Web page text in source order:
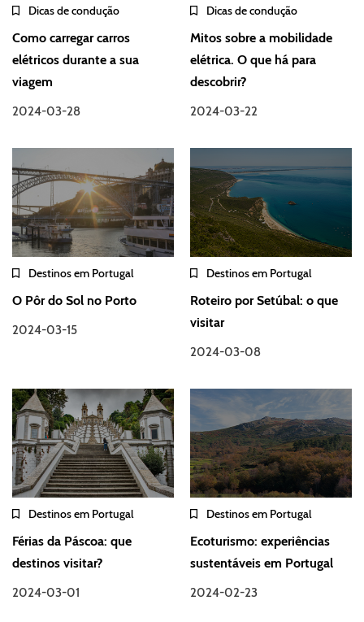
Dicas de condução
Como carregar carros
elétricos durante a sua
viagem
2024-03-28
Dicas de condução
Mitos sobre a mobilidade
elétrica. O que há para
descobrir?
2024-03-22
Destinos em Portugal
O Pôr do Sol no Porto
2024-03-15
Destinos em Portugal
Roteiro por Setúbal: o que
visitar
2024-03-08
Destinos em Portugal
Férias da Páscoa: que
destinos visitar?
2024-03-01
Destinos em Portugal
Ecoturismo: experiências
sustentáveis em Portugal
2024-02-23